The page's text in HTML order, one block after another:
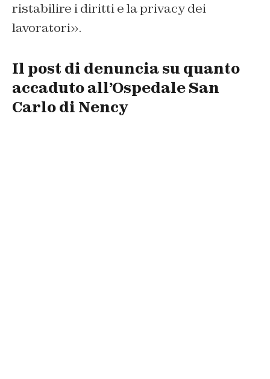
ristabilire i diritti e la privacy dei
lavoratori».
Il post di denuncia su quanto
accaduto all’Ospedale San
Carlo di Nency